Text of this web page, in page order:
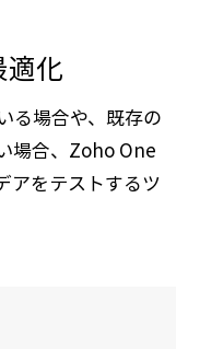
化
る場合や、既存の
場合、Zoho One
アをテストするツ